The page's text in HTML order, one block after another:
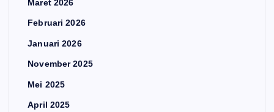
Maret 2026
Februari 2026
Januari 2026
November 2025
Mei 2025
April 2025